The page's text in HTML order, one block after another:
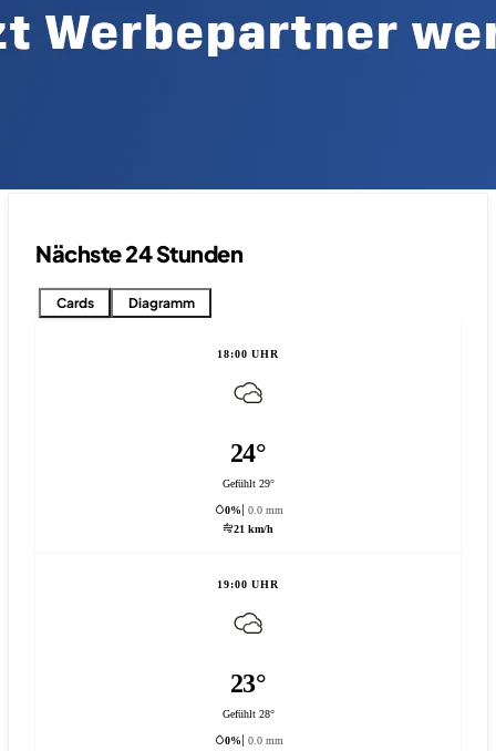
Nächste 24 Stunden
Cards Diagramm
18:00 UHR
24°
Gefühlt 29°
0%
0.0 mm
21 km/h
19:00 UHR
23°
Gefühlt 28°
0%
0.0 mm